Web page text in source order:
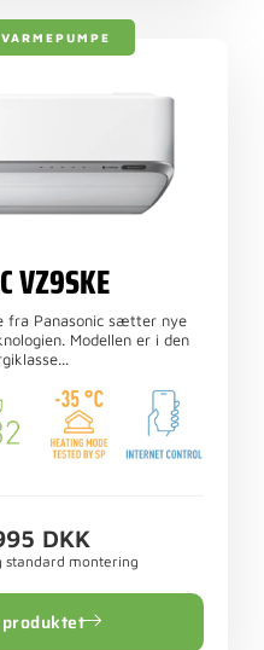
VZ9SKE
fra Panasonic sætter nye
Modellen er i den
DKK
standard montering